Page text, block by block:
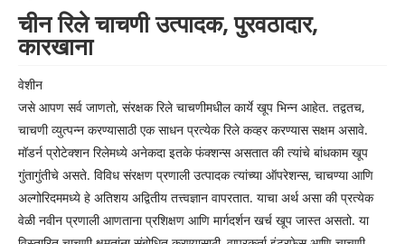
चीन रिले चाचणी उत्पादक, पुरवठादार,
कारखाना
वेशीन
जसे आपण सर्व जाणतो, संरक्षक रिले चाचणीमधील कार्ये खूप भिन्न आहेत. तद्वतच,
चाचणी व्युत्पन्न करण्यासाठी एक साधन प्रत्येक रिले कव्हर करण्यास सक्षम असावे.
मॉडर्न प्रोटेक्शन रिलेमध्ये अनेकदा इतके फंक्शन्स असतात की त्यांचे बांधकाम खूप
गुंतागुंतीचे असते. विविध संरक्षण प्रणाली उत्पादक त्यांच्या ऑपरेशन्स, चाचण्या आणि
अल्गोरिदममध्ये हे अतिशय अद्वितीय तत्त्वज्ञान वापरतात. याचा अर्थ असा की प्रत्येक
वेळी नवीन प्रणाली आणताना प्रशिक्षण आणि मार्गदर्शन खर्च खूप जास्त असतो. या